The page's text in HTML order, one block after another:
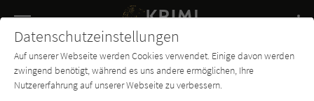
SUCHE
Buch-
Entdecker
Forum Charts
Datenschutzeinstellungen
Auf unserer Webseite werden Cookies verwendet. Einige davon werden
zwingend benötigt, während es uns andere ermöglichen, Ihre
Nutzererfahrung auf unserer Webseite zu verbessern.